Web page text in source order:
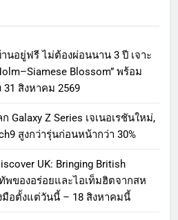
นอยู่ฟรี ไม่ต้องผ่อนนาน 3 ปี เจาะ
Blossom” พร้อม
สิงหาคม 2569
Galaxy Z Series เจเนอเรชันใหม่,
สูงกว่ารุ่นก่อนหน้ากว่า 30%
UK: Bringing British
พของอร่อยและไอเท็มฮิตจากสห
มือตั้งแต่วันนี้ – 18 สิงหาคมนี้